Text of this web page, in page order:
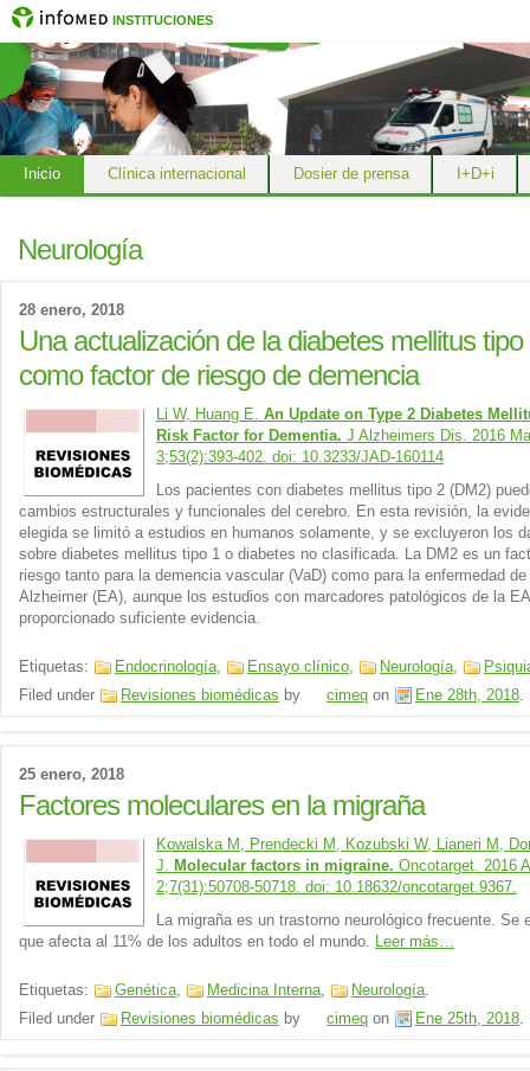
INSTITUCIONES
Inicio Clínica internacional Dosier de prensa I+D+i
Neurología
28 enero, 2018
Una actualización de la diabetes mellitus tipo
como factor de riesgo de demencia
Li W, Huang E. An Update on Type 2 Diabetes
Risk Factor for Dementia. J Alzheimers Dis. 2016
3;53(2):393-402. doi: 10.3233/JAD-160114
Los pacientes con diabetes mellitus tipo 2 (DM2)
cambios estructurales y funcionales del cerebro. En esta revisión, la
elegida se limitó a estudios en humanos solamente, y se excluyeron los
sobre diabetes mellitus tipo 1 o diabetes no clasificada. La DM2 es un
riesgo tanto para la demencia vascular (VaD) como para la enfermedad de
Alzheimer (EA), aunque los estudios con marcadores patológicos de la
proporcionado suficiente evidencia.
Etiquetas: Endocrinología, Ensayo clínico, Neurología,
Filed under
Revisiones biomédicas by cimeq on Ene 28th, 2018.
25 enero, 2018
Factores moleculares en la migraña
Kowalska M, Prendecki M, Kozubski W, Lianeri M,
J. Molecular factors in migraine. Oncotarget. 2016
2;7(31):50708-50718. doi: 10.18632/oncotarget.9367.
La migraña es un trastorno neurológico frecuente. Se
que afecta al 11% de los adultos en todo el mundo. Leer más…
Etiquetas: Genética, Medicina Interna, Neurología.
Filed under
Revisiones biomédicas by cimeq on Ene 25th, 2018.